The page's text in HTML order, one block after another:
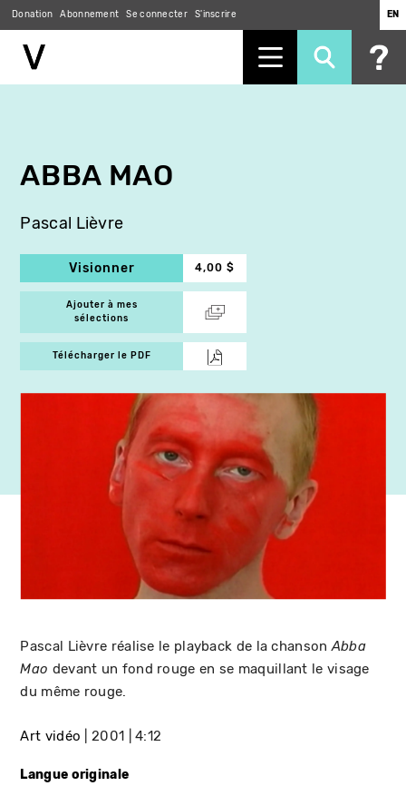
Donation Abonnement Se connecter S'inscrire EN
ABBA MAO
Pascal Lièvre
Visionner 4,00 $
Ajouter à mes
sélections
Télécharger le PDF
Pascal Lièvre réalise le playback de la chansonAbba
Mao devant un fond rouge en se maquillant le visage
du même rouge.
Art vidéo 2001 4:12
Langue originale